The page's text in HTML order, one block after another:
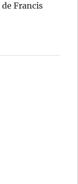
Francis